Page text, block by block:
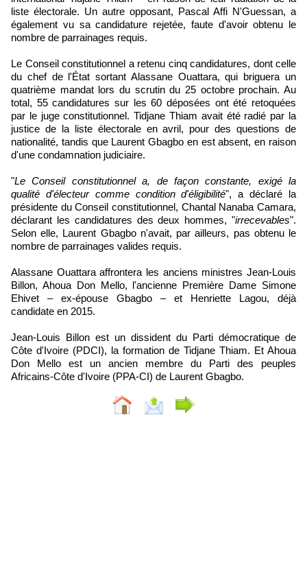
liste électorale. Un autre opposant, Pascal Affi N'Guessan, a
également vu sa candidature rejetée, faute d'avoir obtenu le
nombre de parrainages requis.
Le Conseil constitutionnel a retenu cinq candidatures, dont celle
du chef de l'État sortant Alassane Ouattara, qui briguera un
quatrième mandat lors du scrutin du 25 octobre prochain. Au
total, 55 candidatures sur les 60 déposées ont été retoquées
par le juge constitutionnel. Tidjane Thiam avait été radié par la
justice de la liste électorale en avril, pour des questions de
nationalité, tandis que Laurent Gbagbo en est absent, en raison
d'une condamnation judiciaire.
"Le Conseil constitutionnel a, de façon constante, exigé la
qualité d'électeur comme condition d'éligibilité", a déclaré la
présidente du Conseil constitutionnel, Chantal Nanaba Camara,
déclarant les candidatures des deux hommes, "irrecevables".
Selon elle, Laurent Gbagbo n'avait, par ailleurs, pas obtenu le
nombre de parrainages valides requis.
Alassane Ouattara affrontera les anciens ministres Jean-Louis
Billon, Ahoua Don Mello, l'ancienne Première Dame Simone
Ehivet – ex-épouse Gbagbo – et Henriette Lagou, déjà
candidate en 2015.
Jean-Louis Billon est un dissident du Parti démocratique de
Côte d'Ivoire (PDCI), la formation de Tidjane Thiam. Et Ahoua
Don Mello est un ancien membre du Parti des peuples
Africains-Côte d'Ivoire (PPA-CI) de Laurent Gbagbo.